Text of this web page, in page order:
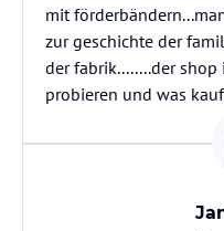
mit
zur geschichte der
der fabrik........der
probieren und was